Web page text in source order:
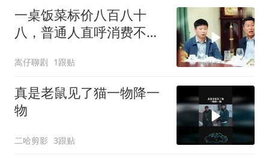
一桌饭菜标价八百八十
八，普通人直呼消费不
嵩仔聊剧 1跟贴
真是老鼠见了猫一物降一
物
二哈剪影 3跟贴